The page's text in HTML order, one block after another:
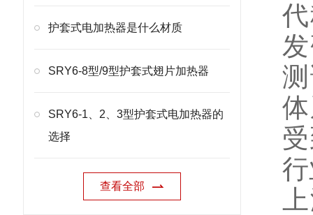
护套式电加热器是什么材质
SRY6-8型/9型护套式翅片加热器
SRY6-1、2、3型护套式电加热器的
选择
查看全部